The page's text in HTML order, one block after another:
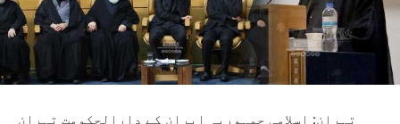
تہران: اسلامی جمہوریہ ایران کے دارالحکومت تہران